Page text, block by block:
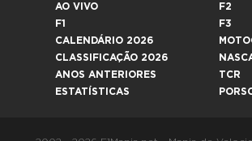
AO VIVO
F1
CALENDÁRIO 2026
CLASSIFICAÇÃO 2026
ANOS ANTERIORES
ESTATÍSTICAS
F2
F3
TCR